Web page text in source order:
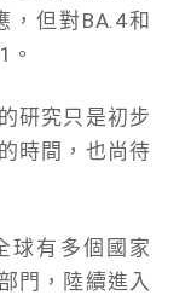
，但對BA.4和
。
研究只是初步
時間，也尚待
球有多個國家
門，陸續進入